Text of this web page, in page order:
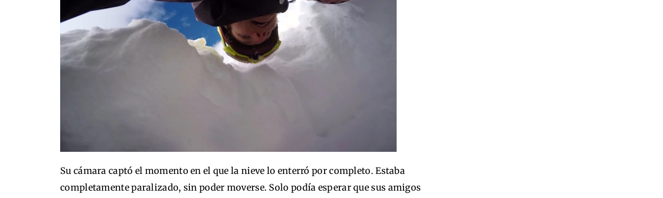
Su cámara captó el momento en el que la nieve lo enterró por completo. Estaba
completamente paralizado, sin poder moverse. Solo podía esperar que sus amigos